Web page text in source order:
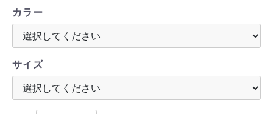
カラー
サイズ